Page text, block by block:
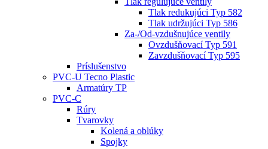
Tlak redukujúci Typ 582
Tlak udržujúci Typ 586
Za-/Od-vzdušnujúce ventily
Ovzdušňovací Typ 591
Zavzdušňovací Typ 595
Príslušenstvo
PVC-U Tecno Plastic
Armatúry TP
PVC-C
Rúry
Tvarovky
Kolená a oblúky
Spojky